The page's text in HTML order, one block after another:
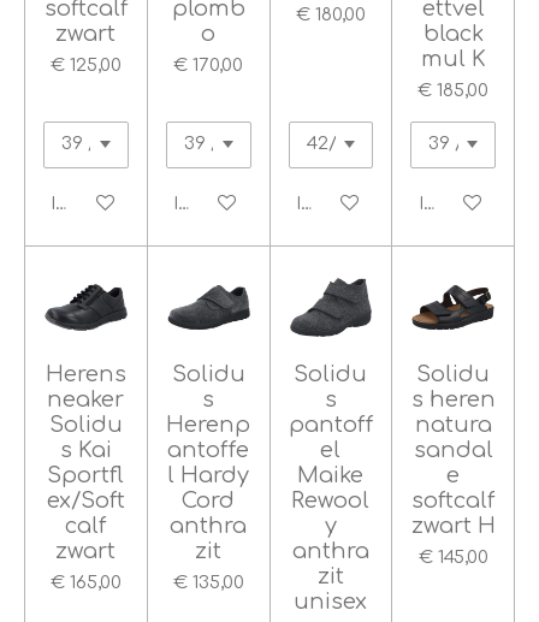
softcalf
zwart
€ 125,00
In winkelwagen
plomb
o
€ 170,00
In winkelwagen
€ 180,00
In winkelwagen
ettvel
black
mul K
€ 185,00
In
Herens
neaker
Solidu
s Kai
Sportfl
ex/Soft
calf
zwart
€ 165,00
Solidu
s
Herenp
antoffe
l Hardy
Cord
anthra
zit
€ 135,00
Solidu
s
pantoff
el
Maike
Rewool
y
anthra
zit
unisex
Solidu
s heren
natura
sandal
e
softcalf
zwart H
€ 145,00